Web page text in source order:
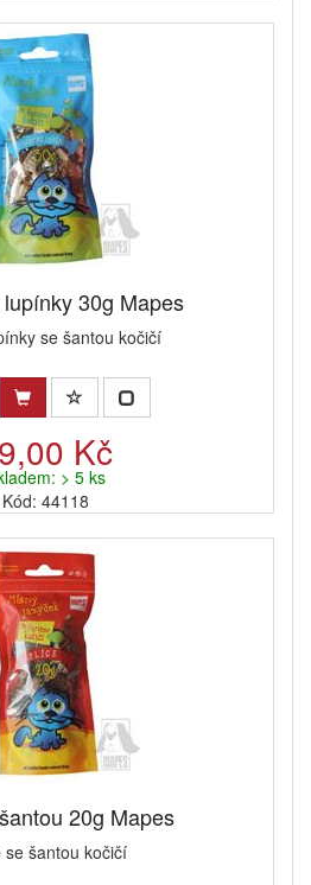
30g Mapes
se šantou kočičí
Kč
> 5 ks
Kód: 44118
20g Mapes
se šantou kočičí